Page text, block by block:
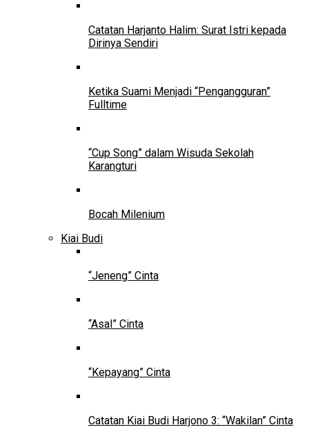
Catatan Harjanto Halim: Surat Istri kepada
Dirinya Sendiri
Ketika Suami Menjadi “Pengangguran”
Fulltime
“Cup Song” dalam Wisuda Sekolah
Karangturi
Bocah Milenium
Kiai Budi
“Jeneng” Cinta
“Asal” Cinta
“Kepayang” Cinta
Catatan Kiai Budi Harjono 3: “Wakilan” Cinta